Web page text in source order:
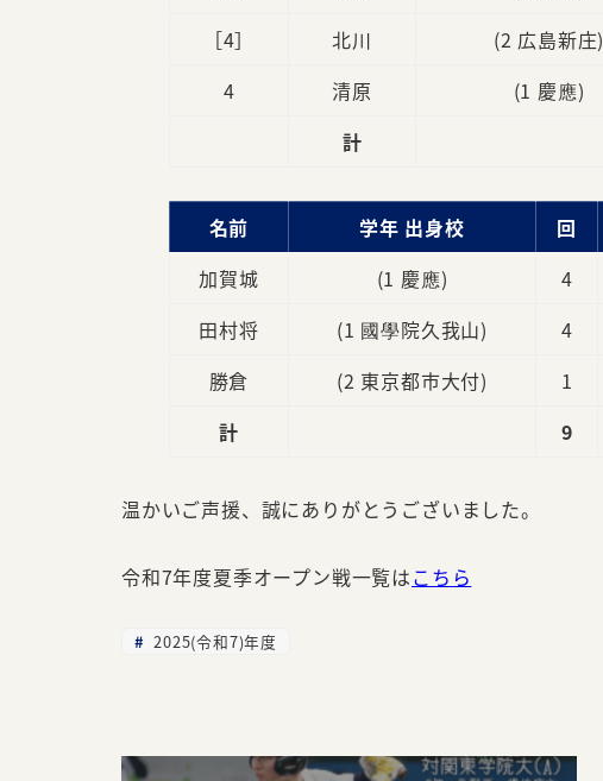
［4］
北川 (2 広島新庄)
4
清原 (1 慶應)
計
名前 学年 出身校 回
加賀城
(1 慶應) 4
田村将
(1 國學院久我山) 4
勝倉
(2 東京都市大付) 1
計
9
温かいご声援、誠にありがとうございました。
令和7年度夏季オープン戦一覧はこちら
2025(令和7)年度